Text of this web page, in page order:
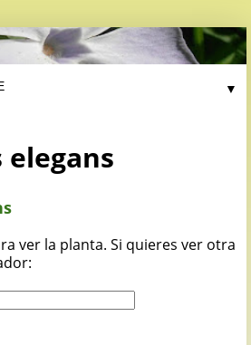
▼
elegans
ver la planta. Si quieres ver otra